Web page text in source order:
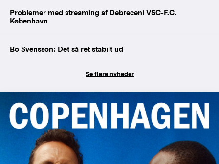
Problemer med streaming af Debreceni VSC-F.C.
København
Bo Svensson: Det så ret stabilt ud
Se flere nyheder